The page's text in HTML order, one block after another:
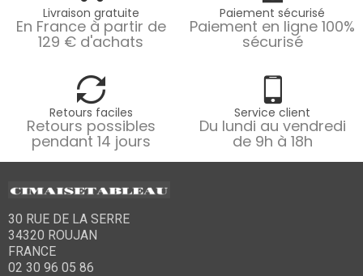
Livraison gratuite
En France à partir de
129 € d'achats
Paiement sécurisé
Paiement en ligne 100%
sécurisé
Retours faciles
Retours possibles
pendant 14 jours
Service client
Du lundi au vendredi
de 9h à 18h
30 RUE DE LA SERRE
34320 ROUJAN
FRANCE
02 30 96 05 86